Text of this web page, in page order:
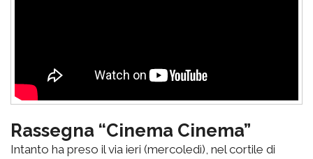
Rassegna “Cinema Cinema”
Intanto ha preso il via ieri (mercoledì), nel cortile di